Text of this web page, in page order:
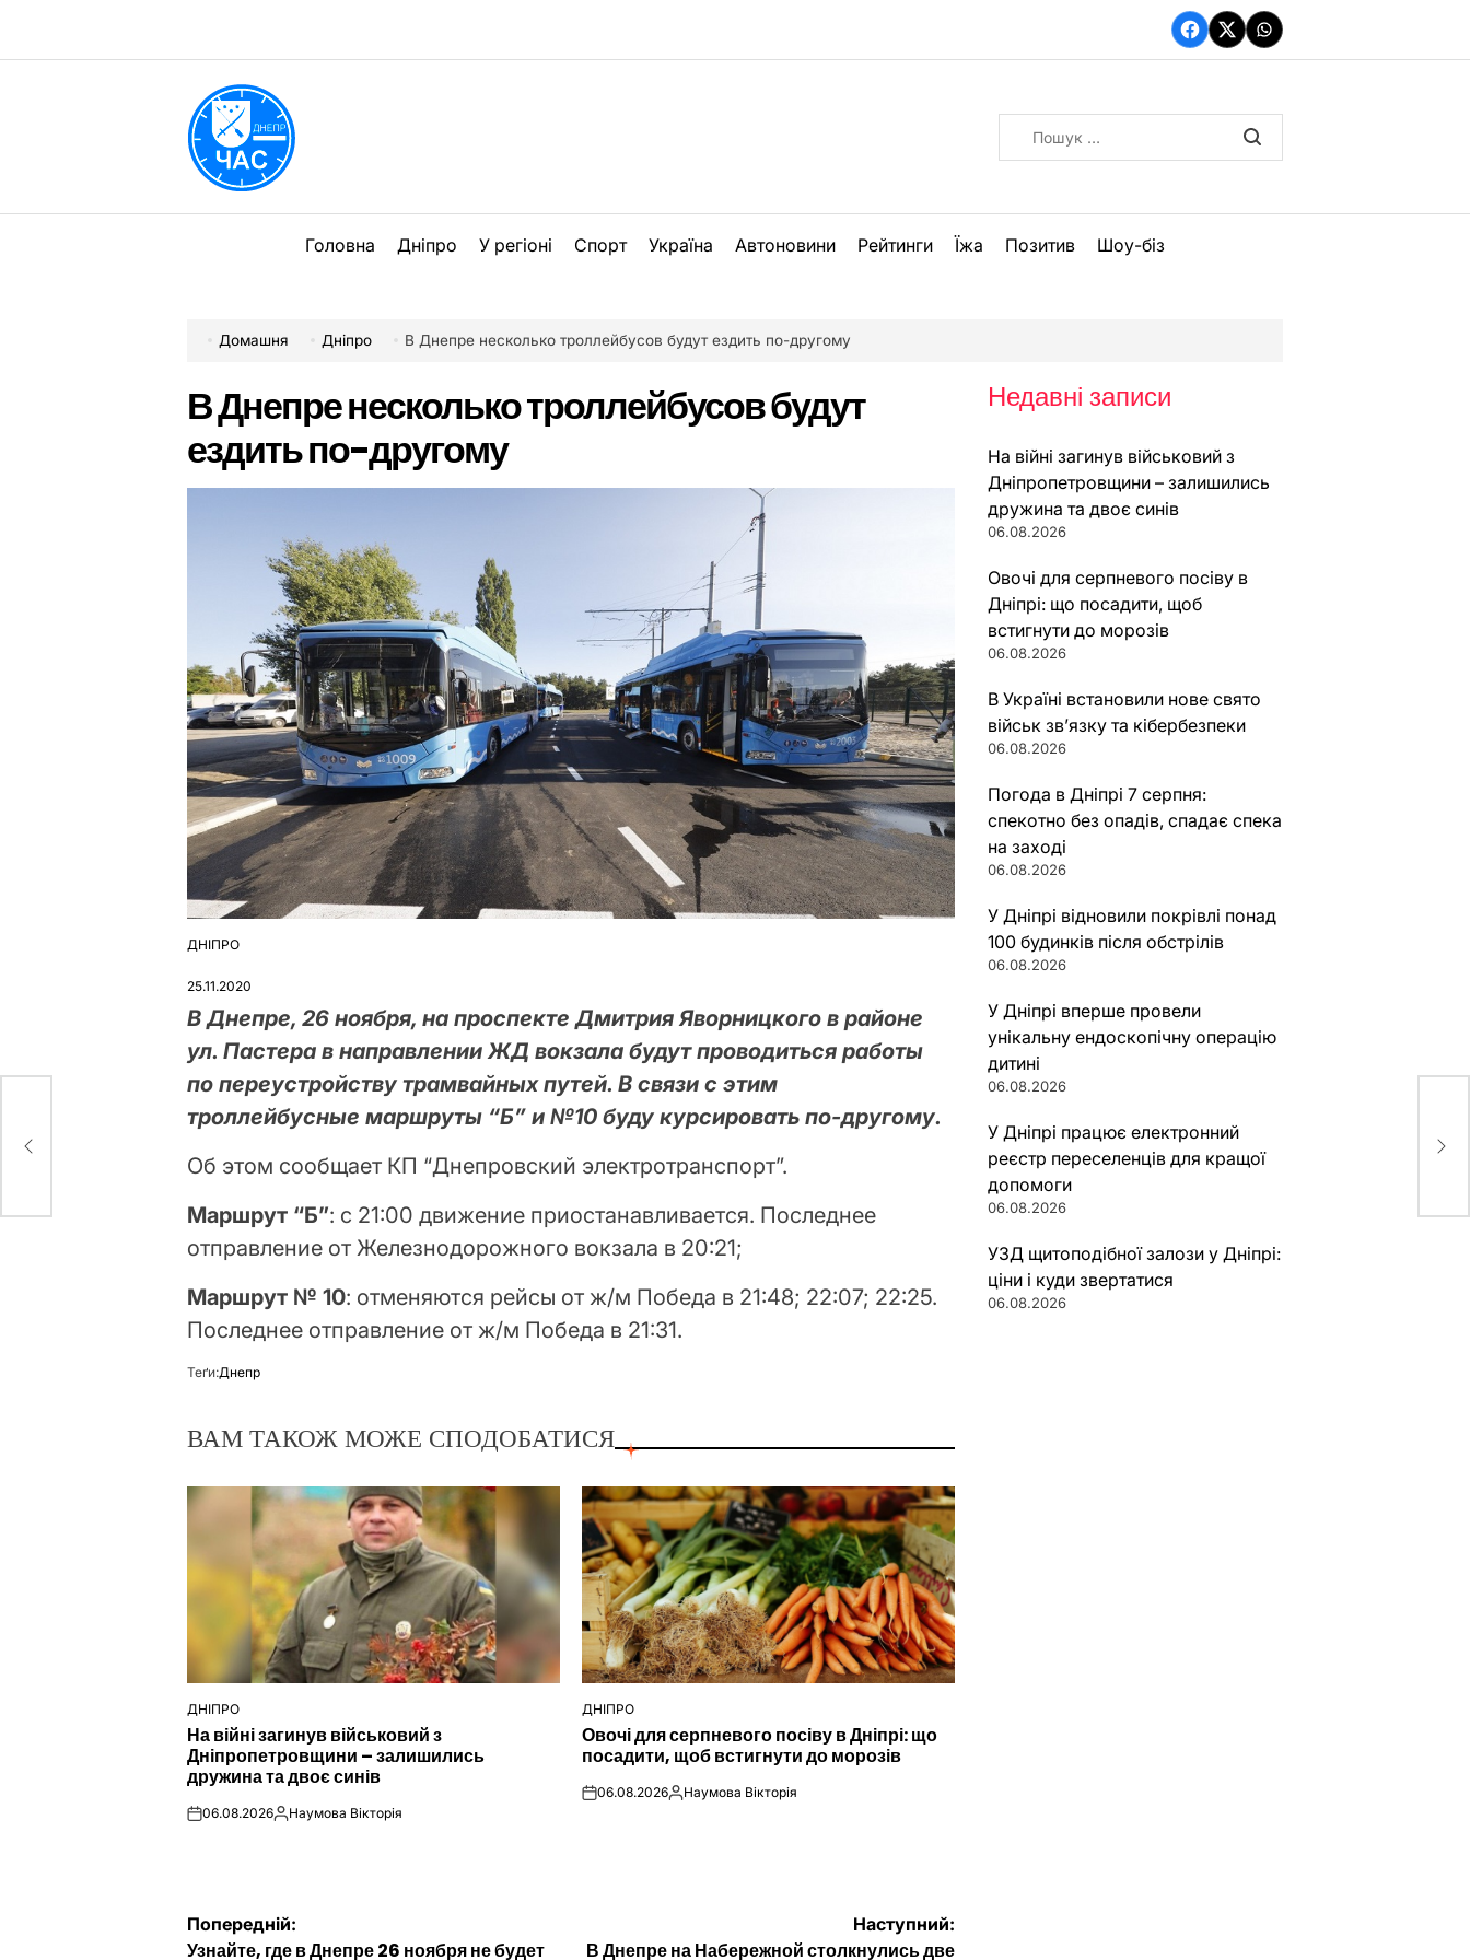
вмісту
Facebook
TwitterWhatsApp
Головна Дніпро У регіоні Спорт Україна Автоновини Рейтинги Їжа Позитив Шоу-біз
Домашня Дніпро В Днепре несколько троллейбусов будут ездить по-другому
В Днепре несколько троллейбусов будут
ездить по-другому
ОПУБЛІКУВАТИ
ДНІПРО
25.11.2020
В Днепре, 26 ноября, на проспекте Дмитрия Яворницкого в районе
ул. Пастера в направлении ЖД вокзала будут проводиться работы
по переустройству трамвайных путей. В связи с этим
троллейбусные маршруты “Б” и №10 буду курсировать по-другому.
Об этом сообщает КП “Днепровский электротранспорт”.
Маршрут “Б”: с 21:00 движение приостанавливается. Последнее
отправление от Железнодорожного вокзала в 20:21;
Маршрут № 10: отменяются рейсы от ж/м Победа в 21:48; 22:07; 22:25.
Последнее отправление от ж/м Победа в 21:31.
Теґи:Днепр
ВАМ ТАКОЖ МОЖЕ СПОДОБАТИСЯ
ОПУБЛІКУВАТИ
У
ДНІПРО
На війні загинув військовий з
Дніпропетровщини – залишились
дружина та двоє синів
on06.08.2026Опубліковано
Наумова Вікторія
ОПУБЛІКУВАТИ
У
ДНІПРО
Овочі для серпневого посіву в Дніпрі: що
посадити, щоб встигнути до морозів
on06.08.2026Опубліковано
Наумова Вікторія
Навігація
Попередній:
Узнайте, где в Днепре 26 ноября не будет
Наступний:
В Днепре на Набережной столкнулись две
Недавні записи
На війні загинув військовий з
Дніпропетровщини – залишились
дружина та двоє синів
06.08.2026
Овочі для серпневого посіву в
Дніпрі: що посадити, щоб
встигнути до морозів
06.08.2026
В Україні встановили нове свято
військ зв’язку та кібербезпеки
06.08.2026
Погода в Дніпрі 7 серпня:
спекотно без опадів, спадає спека
на заході
06.08.2026
У Дніпрі відновили покрівлі понад
100 будинків після обстрілів
06.08.2026
У Дніпрі вперше провели
унікальну ендоскопічну операцію
дитині
06.08.2026
У Дніпрі працює електронний
реєстр переселенців для кращої
допомоги
06.08.2026
УЗД щитоподібної залози у Дніпрі:
ціни і куди звертатися
06.08.2026